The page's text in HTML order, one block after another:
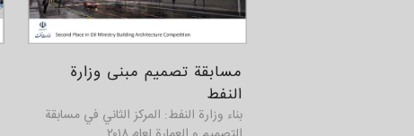
مسابقة تصميم مبنى وزارة
النفط
بناء وزارة النفط: المركز الثاني في مسابقة